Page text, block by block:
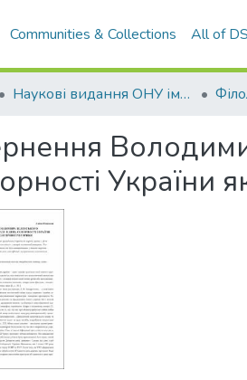
Communities & Collections All of
Наукові видання ОНУ імені І. І. Мечникова
України